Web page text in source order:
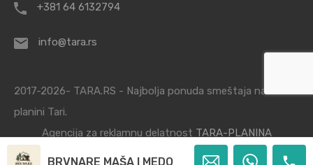
+381 64 6132794
info@tara.rs
2017-2026- TARA.RS - Najbolja ponuda smeštaja na
planini Tari.
Agencija za reklamnu delatnost TARA-PLANINA
BRVNARE MAŠA I MEDO